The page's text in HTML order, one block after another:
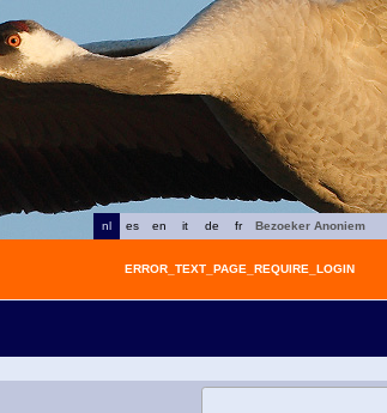
fr
de
it
en
es
nl
Bezoeker Anoniem
ERROR_TEXT_PAGE_REQUIRE_LOGIN